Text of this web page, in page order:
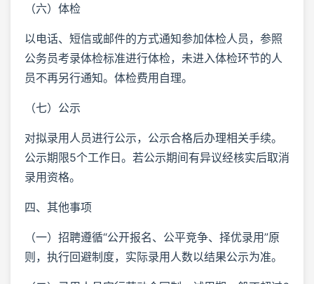
（六）体检
以电话、短信或邮件的方式通知参加体检人员，参照
公务员考录体检标准进行体检，未进入体检环节的人
员不再另行通知。体检费用自理。
（七）公示
对拟录用人员进行公示，公示合格后办理相关手续。
公示期限5个工作日。若公示期间有异议经核实后取消
录用资格。
四、其他事项
（一）招聘遵循“公开报名、公平竞争、择优录用”原
则，执行回避制度，实际录用人数以结果公示为准。